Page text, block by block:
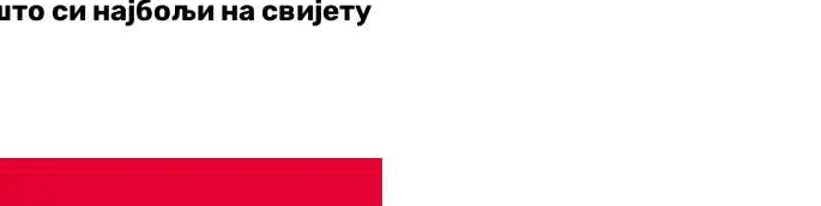
си најбољи на свијету